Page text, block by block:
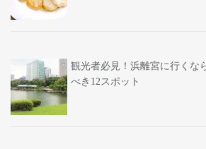
観光者必見！浜離宮に行くな
べき12スポット